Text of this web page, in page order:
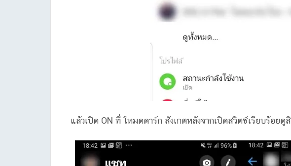
แล้วเปิด ON ที่ โหมดดาร์ก สังเกตหลังจากเปิดสวิตซ์เรียบร้อยดูสิ